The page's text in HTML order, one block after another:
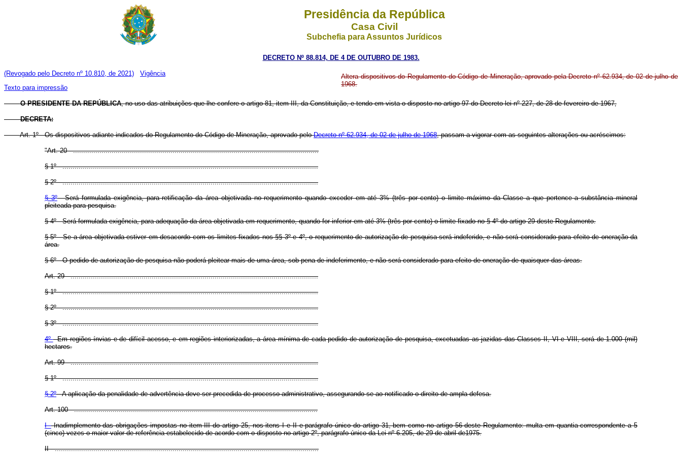
Presidência da República
Casa Civil
Subchefia para Assuntos Jurídicos
DECRETO Nº 88.814, DE 4 DE OUTUBRO DE 1983.
(Revogado pelo Decreto nº 10.810, de 2021)
Vigência
Texto para impressão
Altera dispositivos do Regulamento do Código de Mineração, aprovado pela Decreto nº 62.934, de 02 de julho de
1968.
O PRESIDENTE DA REPÚBLICA, no uso das atribuições que lhe confere o artigo 81, item III, da Constituição, e tendo em vista o disposto no artigo 97 do Decreto-lei nº 227, de 28 de fevereiro de 1967,
DECRETA:
Art. 1º - Os dispositivos adiante indicados do Regulamento do Código de Mineração, aprovado peloDecreto nº 62.934, de 02 de julho de 1968, passam a vigorar com as seguintes alterações ou acréscimos:
"Art. 20 - .........................................................................................................................
§ 1º - ..............................................................................................................................
§ 2º - ..............................................................................................................................
§ 3º- Será formulada exigência, para retificação da área objetivada no requerimento quando exceder em até 3% (três por cento) o limite máximo da Classe a que pertence a substância mineral
pleiteada para pesquisa.
§ 4º - Será formulada exigência, para adequação da área objetivada em requerimento, quando for inferior em até 3% (três por cento) o limite fixado no § 4º do artigo 29 deste Regulamento.
§ 5º - Se a área objetivada estiver em desacordo com os limites fixados nos §§ 3º e 4º, o requerimento de autorização de pesquisa será indeferido, e não será considerado para efeito de oneração da
área.
§ 6º - O pedido de autorização de pesquisa não poderá pleitear mais de uma área, sob pena de indeferimento, e não será considerado para efeito de oneração de quaisquer das áreas.
Art. 29 - ..........................................................................................................................
§ 1º - ..............................................................................................................................
§ 2º - ..............................................................................................................................
§ 3º - ..............................................................................................................................
4º- Em regiões ínvias e de difícil acesso, e em regiões interiorizadas, a área mínima de cada pedido de autorização de pesquisa, excetuadas as jazidas das Classes II, VI e VIII, será de 1.000 (mil)
hectares.
Art. 99 - ..........................................................................................................................
§ 1º - ..............................................................................................................................
§ 2º- A aplicação da penalidade de advertência deve ser precedida de processo administrativo, assegurando-se ao notificado o direito de ampla defesa.
Art. 100 - ........................................................................................................................
I -Inadimplemento das obrigações impostas no item III do artigo 25, nos itens I e II e parágrafo único do artigo 31, bem como no artigo 56 deste Regulamento: multa em quantia correspondente a 5
(cinco) vezes o maior valor de referência estabelecido de acordo com o disposto no artigo 2º, parágrafo único da Lei nº 6.205, de 29 de abril de1975.
II - ..................................................................................................................................